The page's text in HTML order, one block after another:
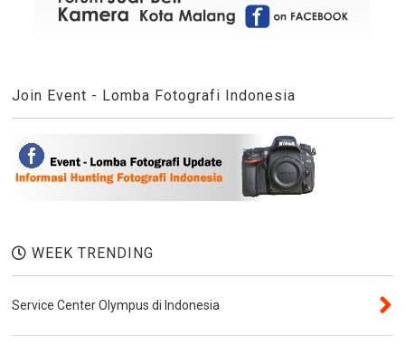
Join Event - Lomba Fotografi Indonesia
WEEK TRENDING
Service Center Olympus di Indonesia